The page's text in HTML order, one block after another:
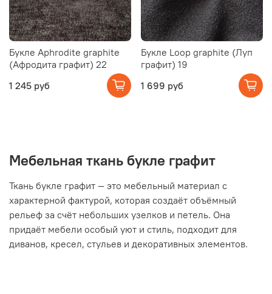
Букле Aphrodite graphite
(Афродита графит) 22
1 245 руб
Букле Loop graphite (Луп
графит) 19
1 699 руб
Мебельная ткань букле графит
Ткань букле графит — это мебельный материал с
характерной фактурой, которая создаёт объёмный
рельеф за счёт небольших узелков и петель. Она
придаёт мебели особый уют и стиль, подходит для
диванов, кресел, стульев и декоративных элементов.